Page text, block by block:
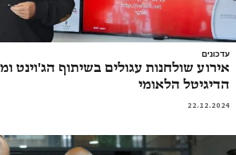
עדכונים
אירוע שולחנות עגולים בשיתוף הג'וינט
הדיגיטל הלאומי
22.12.2024